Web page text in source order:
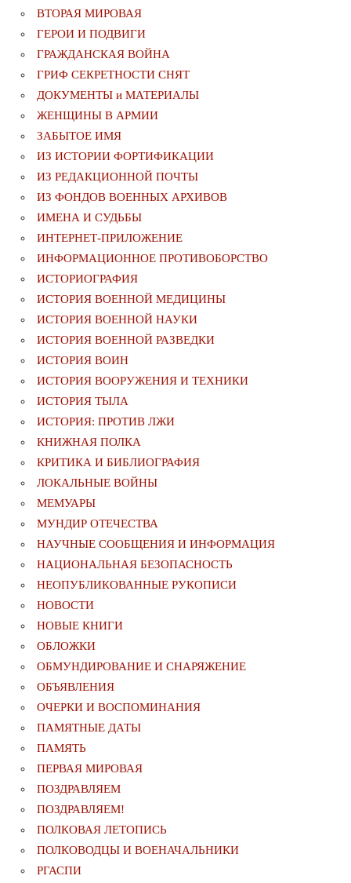
ВТОРАЯ МИРОВАЯ
ГЕРОИ И ПОДВИГИ
ГРАЖДАНСКАЯ ВОЙНА
ГРИФ СЕКРЕТНОСТИ СНЯТ
ДОКУМЕНТЫ и МАТЕРИАЛЫ
ЖЕНЩИНЫ В АРМИИ
ЗАБЫТОЕ ИМЯ
ИЗ ИСТОРИИ ФОРТИФИКАЦИИ
ИЗ РЕДАКЦИОННОЙ ПОЧТЫ
ИЗ ФОНДОВ ВОЕННЫХ АРХИВОВ
ИМЕНА И СУДЬБЫ
ИНТЕРНЕТ-ПРИЛОЖЕНИЕ
ИНФОРМАЦИОННОЕ ПРОТИВОБОРСТВО
ИСТОРИОГРАФИЯ
ИСТОРИЯ ВОЕННОЙ МЕДИЦИНЫ
ИСТОРИЯ ВОЕННОЙ НАУКИ
ИСТОРИЯ ВОЕННОЙ РАЗВЕДКИ
ИСТОРИЯ ВОИН
ИСТОРИЯ ВООРУЖЕНИЯ И ТЕХНИКИ
ИСТОРИЯ ТЫЛА
ИСТОРИЯ: ПРОТИВ ЛЖИ
КНИЖНАЯ ПОЛКА
КРИТИКА И БИБЛИОГРАФИЯ
ЛОКАЛЬНЫЕ ВОЙНЫ
МЕМУАРЫ
МУНДИР ОТЕЧЕСТВА
НАУЧНЫЕ СООБЩЕНИЯ И ИНФОРМАЦИЯ
НАЦИОНАЛЬНАЯ БЕЗОПАСНОСТЬ
НЕОПУБЛИКОВАННЫЕ РУКОПИСИ
НОВОСТИ
НОВЫЕ КНИГИ
ОБЛОЖКИ
ОБМУНДИРОВАНИЕ И СНАРЯЖЕНИЕ
ОБЪЯВЛЕНИЯ
ОЧЕРКИ И ВОСПОМИНАНИЯ
ПАМЯТНЫЕ ДАТЫ
ПАМЯТЬ
ПЕРВАЯ МИРОВАЯ
ПОЗДРАВЛЯЕМ
ПОЗДРАВЛЯЕМ!
ПОЛКОВАЯ ЛЕТОПИСЬ
ПОЛКОВОДЦЫ И ВОЕНАЧАЛЬНИКИ
РГАСПИ